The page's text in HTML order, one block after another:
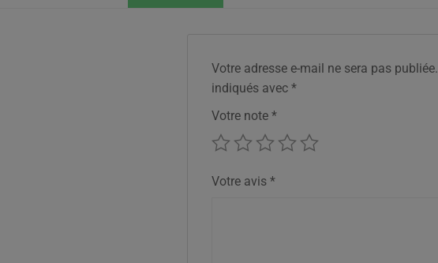
Votre adresse e-mail ne sera pas publiée.
indiqués avec *
Votre note *
Votre avis *